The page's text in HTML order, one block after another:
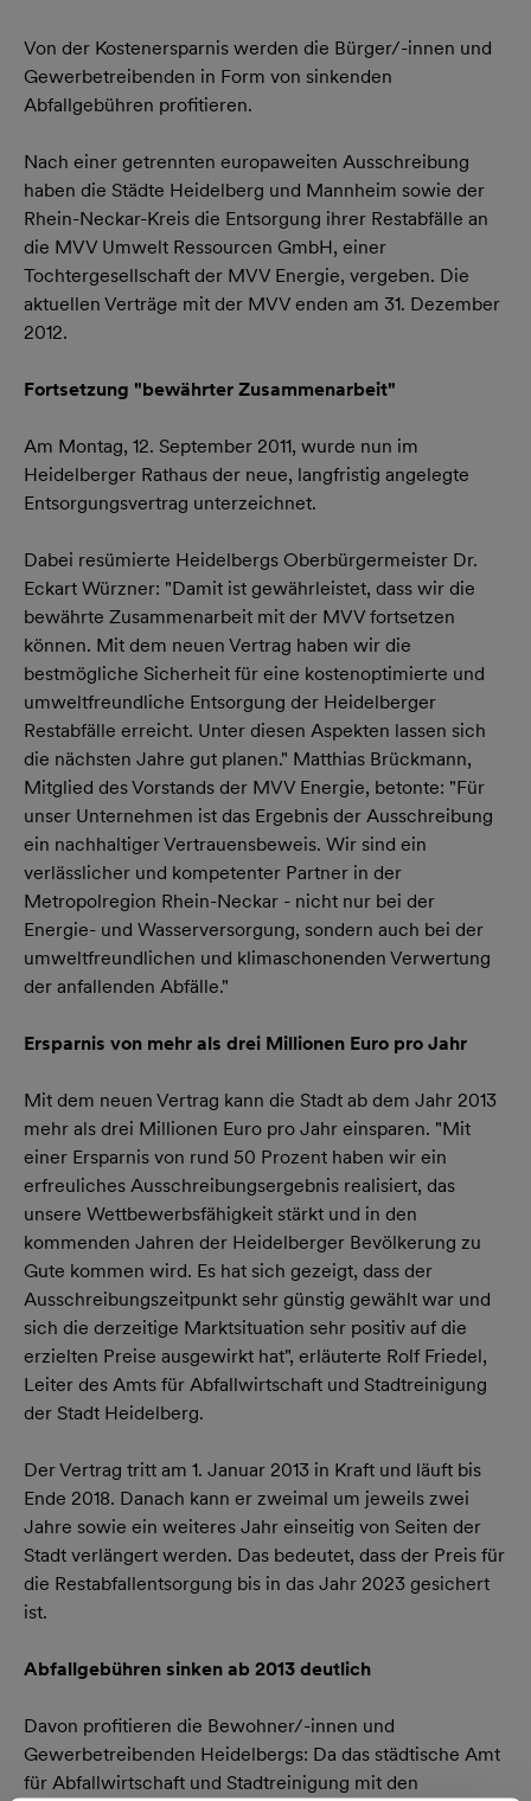
Von der Kostenersparnis werden die Bürger/-innen und
Gewerbetreibenden in Form von sinkenden
Abfallgebühren profitieren.
Nach einer getrennten europaweiten Ausschreibung
haben die Städte Heidelberg und Mannheim sowie der
Rhein-Neckar-Kreis die Entsorgung ihrer Restabfälle an
die MVV Umwelt Ressourcen GmbH, einer
Tochtergesellschaft der MVV Energie, vergeben. Die
aktuellen Verträge mit der MVV enden am 31. Dezember
2012.
Fortsetzung "bewährter Zusammenarbeit"
Am Montag, 12. September 2011, wurde nun im
Heidelberger Rathaus der neue, langfristig angelegte
Entsorgungsvertrag unterzeichnet.
Dabei resümierte Heidelbergs Oberbürgermeister Dr.
Eckart Würzner: "Damit ist gewährleistet, dass wir die
bewährte Zusammenarbeit mit der MVV fortsetzen
können. Mit dem neuen Vertrag haben wir die
bestmögliche Sicherheit für eine kostenoptimierte und
umweltfreundliche Entsorgung der Heidelberger
Restabfälle erreicht. Unter diesen Aspekten lassen sich
die nächsten Jahre gut planen." Matthias Brückmann,
Mitglied des Vorstands der MVV Energie, betonte: "Für
unser Unternehmen ist das Ergebnis der Ausschreibung
ein nachhaltiger Vertrauensbeweis. Wir sind ein
verlässlicher und kompetenter Partner in der
Metropolregion Rhein-Neckar - nicht nur bei der
Energie- und Wasserversorgung, sondern auch bei der
umweltfreundlichen und klimaschonenden Verwertung
der anfallenden Abfälle."
Ersparnis von mehr als drei Millionen Euro pro Jahr
Mit dem neuen Vertrag kann die Stadt ab dem Jahr 2013
mehr als drei Millionen Euro pro Jahr einsparen. "Mit
einer Ersparnis von rund 50 Prozent haben wir ein
erfreuliches Ausschreibungsergebnis realisiert, das
unsere Wettbewerbsfähigkeit stärkt und in den
kommenden Jahren der Heidelberger Bevölkerung zu
Gute kommen wird. Es hat sich gezeigt, dass der
Ausschreibungszeitpunkt sehr günstig gewählt war und
sich die derzeitige Marktsituation sehr positiv auf die
erzielten Preise ausgewirkt hat", erläuterte Rolf Friedel,
Leiter des Amts für Abfallwirtschaft und Stadtreinigung
der Stadt Heidelberg.
Der Vertrag tritt am 1. Januar 2013 in Kraft und läuft bis
Ende 2018. Danach kann er zweimal um jeweils zwei
Jahre sowie ein weiteres Jahr einseitig von Seiten der
Stadt verlängert werden. Das bedeutet, dass der Preis für
die Restabfallentsorgung bis in das Jahr 2023 gesichert
ist.
Abfallgebühren sinken ab 2013 deutlich
Davon profitieren die Bewohner/-innen und
Gewerbetreibenden Heidelbergs: Da das städtische Amt
für Abfallwirtschaft und Stadtreinigung mit den